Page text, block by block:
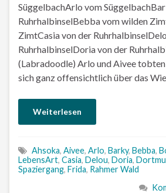
SüggelbachArlo vom
RuhrhalbinselBebba vom wilden
ZimtCasia von der
RuhrhalbinselDoria von der
(Labradoodle) Arlo und Aivee
sich ganz offensichtlich über das
Weiterlesen
Ahsoka, Aivee, Arlo, Barky, Bebba,
LebensArt, Casia, Delou, Doria,
Spaziergang, Frida, Rahmer Wald